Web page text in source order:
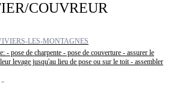
COUVREUR
LES-MONTAGNES
- pose de charpente - pose de couverture - assurer le
levage jusqu'au lieu de pose ou sur le toit - assembler